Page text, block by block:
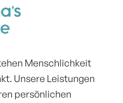
Menschlichkeit
Unsere Leistungen
persönlichen